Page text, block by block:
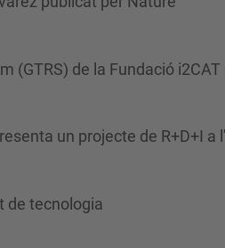
(GTRS) de la Fundació
un projecte de R+D+I a
de tecnologia